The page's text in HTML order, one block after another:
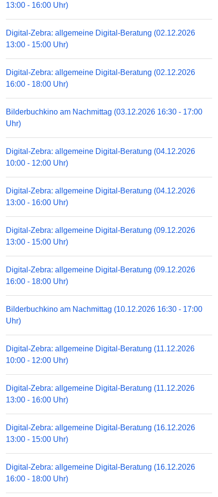
13:00 - 16:00 Uhr)
Digital-Zebra: allgemeine Digital-Beratung (02.12.2026
13:00 - 15:00 Uhr)
Digital-Zebra: allgemeine Digital-Beratung (02.12.2026
16:00 - 18:00 Uhr)
Bilderbuchkino am Nachmittag (03.12.2026 16:30 - 17:00
Uhr)
Digital-Zebra: allgemeine Digital-Beratung (04.12.2026
10:00 - 12:00 Uhr)
Digital-Zebra: allgemeine Digital-Beratung (04.12.2026
13:00 - 16:00 Uhr)
Digital-Zebra: allgemeine Digital-Beratung (09.12.2026
13:00 - 15:00 Uhr)
Digital-Zebra: allgemeine Digital-Beratung (09.12.2026
16:00 - 18:00 Uhr)
Bilderbuchkino am Nachmittag (10.12.2026 16:30 - 17:00
Uhr)
Digital-Zebra: allgemeine Digital-Beratung (11.12.2026
10:00 - 12:00 Uhr)
Digital-Zebra: allgemeine Digital-Beratung (11.12.2026
13:00 - 16:00 Uhr)
Digital-Zebra: allgemeine Digital-Beratung (16.12.2026
13:00 - 15:00 Uhr)
Digital-Zebra: allgemeine Digital-Beratung (16.12.2026
16:00 - 18:00 Uhr)